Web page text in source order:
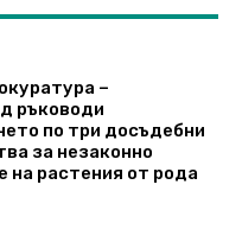
–
ръководи
по три досъдебни
за незаконно
на растения от рода